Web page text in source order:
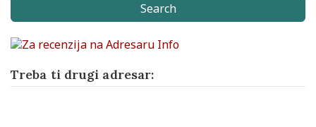
Search
Treba ti drugi adresar: